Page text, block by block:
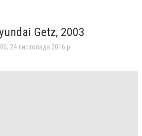
Getz, 2003
24 листопада 2016 р.